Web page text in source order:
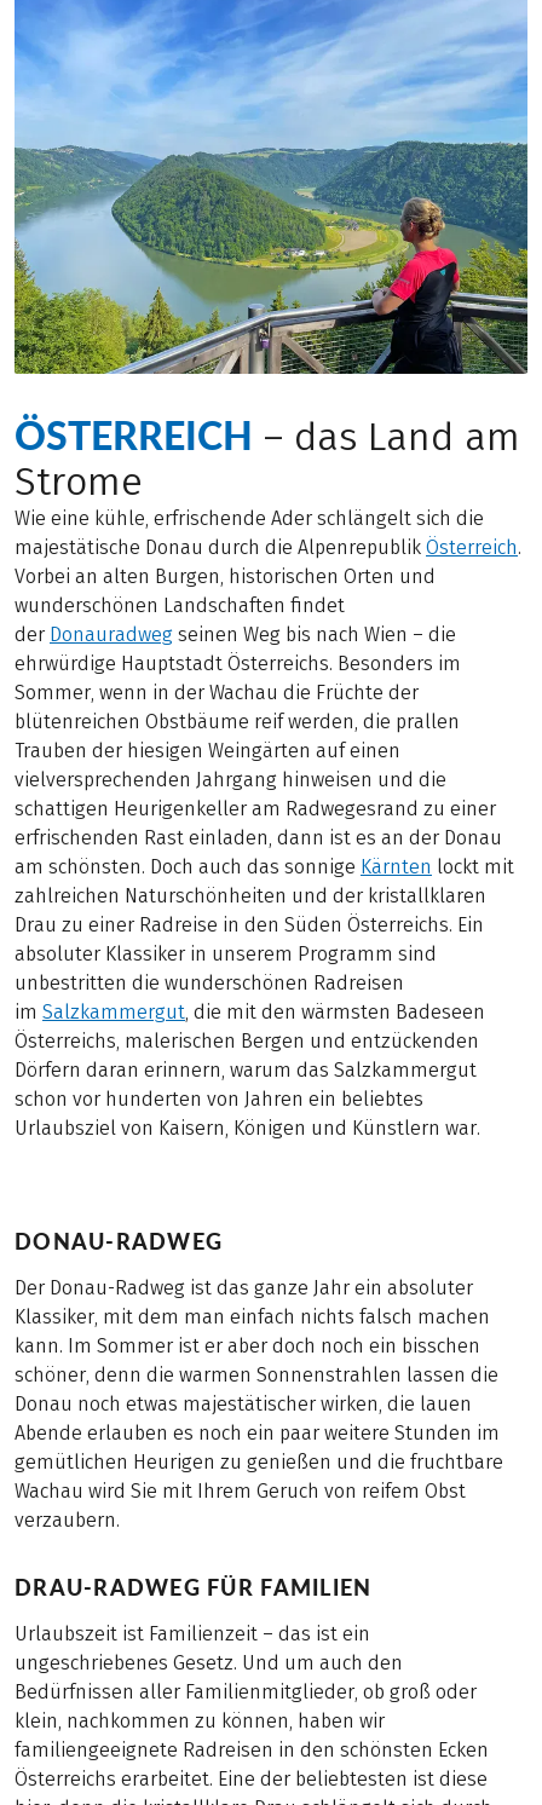
ÖSTERREICH – das Land am
Strome
Wie eine kühle, erfrischende Ader schlängelt sich die
majestätische Donau durch die Alpenrepublik Österreich.
Vorbei an alten Burgen, historischen Orten und
wunderschönen Landschaften findet
der Donauradweg seinen Weg bis nach Wien – die
ehrwürdige Hauptstadt Österreichs. Besonders im
Sommer, wenn in der Wachau die Früchte der
blütenreichen Obstbäume reif werden, die prallen
Trauben der hiesigen Weingärten auf einen
vielversprechenden Jahrgang hinweisen und die
schattigen Heurigenkeller am Radwegesrand zu einer
erfrischenden Rast einladen, dann ist es an der Donau
am schönsten. Doch auch das sonnige Kärnten lockt mit
zahlreichen Naturschönheiten und der kristallklaren
Drau zu einer Radreise in den Süden Österreichs. Ein
absoluter Klassiker in unserem Programm sind
unbestritten die wunderschönen Radreisen
im Salzkammergut , die mit den wärmsten Badeseen
Österreichs, malerischen Bergen und entzückenden
Dörfern daran erinnern, warum das Salzkammergut
schon vor hunderten von Jahren ein beliebtes
Urlaubsziel von Kaisern, Königen und Künstlern war.
DONAU-RADWEG
Der Donau-Radweg ist das ganze Jahr ein absoluter
Klassiker, mit dem man einfach nichts falsch machen
kann. Im Sommer ist er aber doch noch ein bisschen
schöner, denn die warmen Sonnenstrahlen lassen die
Donau noch etwas majestätischer wirken, die lauen
Abende erlauben es noch ein paar weitere Stunden im
gemütlichen Heurigen zu genießen und die fruchtbare
Wachau wird Sie mit Ihrem Geruch von reifem Obst
verzaubern.
DRAU-RADWEG FÜR FAMILIEN
Urlaubszeit ist Familienzeit – das ist ein
ungeschriebenes Gesetz. Und um auch den
Bedürfnissen aller Familienmitglieder, ob groß oder
klein, nachkommen zu können, haben wir
familiengeeignete Radreisen in den schönsten Ecken
Österreichs erarbeitet. Eine der beliebtesten ist diese